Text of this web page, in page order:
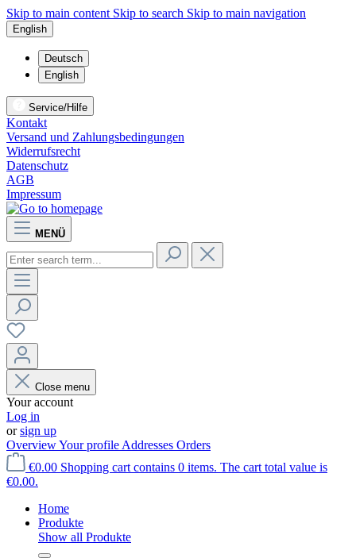
Skip to main content Skip to search Skip to main navigation
English
Deutsch
English
Service/Hilfe
Kontakt
Versand und Zahlungsbedingungen
Widerrufsrecht
Datenschutz
AGB
Impressum
MENÜ
Close menu
Your account
Log in
orsign up
OverviewYour profile Addresses Orders
€0.00 Shopping cart contains 0 items. The cart total value is
€0.00.
Home
Produkte
Show all Produkte